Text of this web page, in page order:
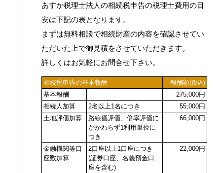
あすか税理士法人の相続税申告の税理士費用の目
安は下記の表となります。
まずは無料相談で相続財産の内容を確認させてい
ただいた上で御見積をさせていただきます。
詳しくはお気軽にお問合せ下さい。
相続税申告の基本報酬 報酬額(税込)
基本報酬
275,000円
相続人加算
2名以上1名につき
55,000円
土地評価加算
路線価評価、倍率評価に
かかわらず1利用単位に
つき
66,000円
金融機関等口
座数加算
2口座以上1口座につき
(証券口座、名義預金口
座を含む)
22,000円